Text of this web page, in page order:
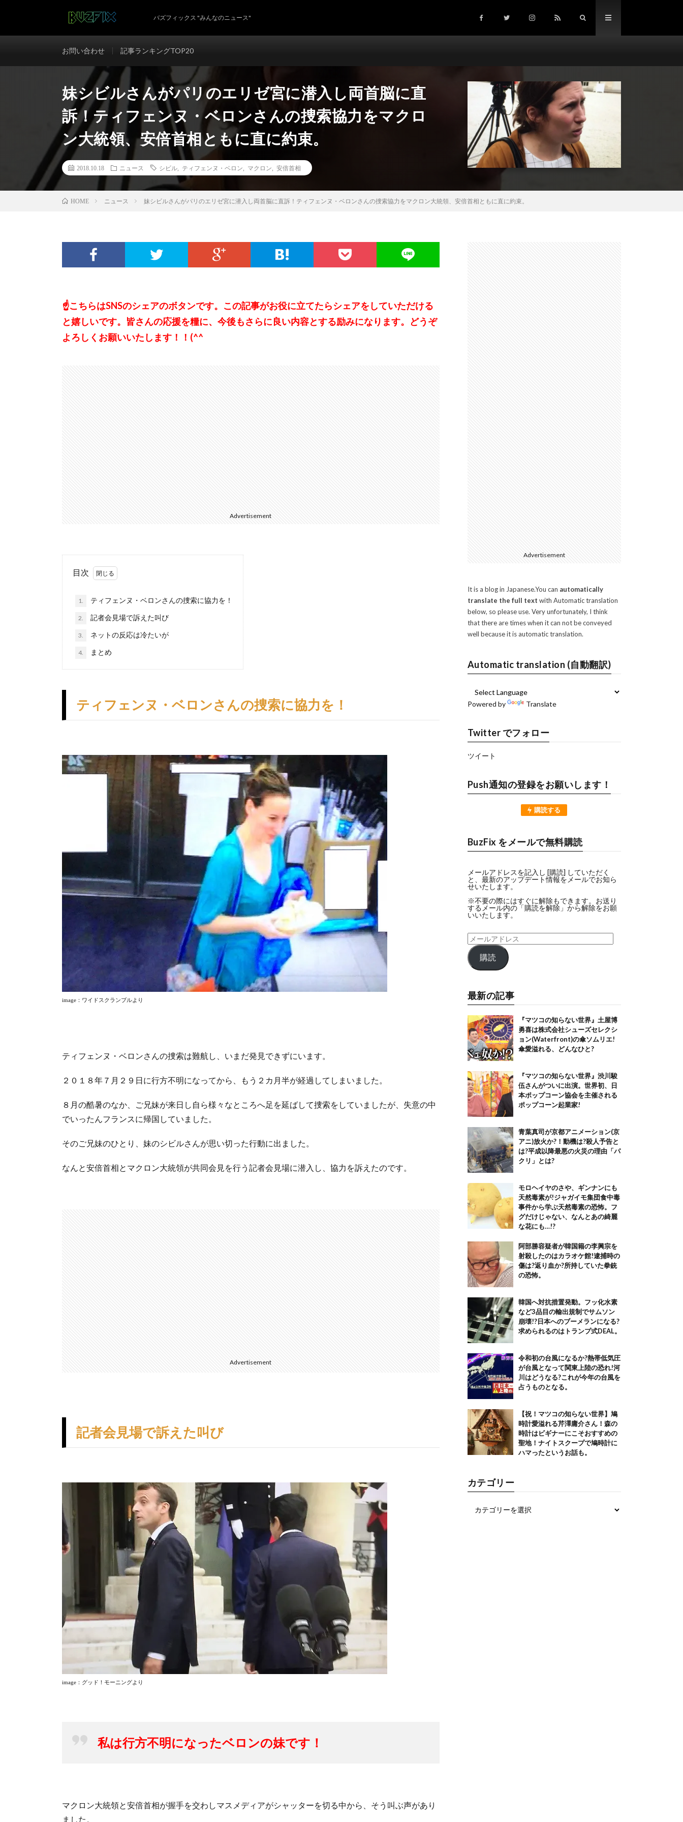
バズフィックス "みんなのニュース"
お問い合わせ 記事ランキングTOP20
妹シビルさんがパリのエリゼ宮に潜入し両首脳に直
訴！ティフェンヌ・ベロンさんの捜索協力をマクロ
ン大統領、安倍首相ともに直に約束。
2018.10.18 ニュース シビル ティフェンヌ・ベロン マクロン 安倍首相
HOME ニュース 妹シビルさんがパリのエリゼ宮に潜入し両首脳に直訴！ティフェンヌ・ベロンさんの捜索協力をマクロン大統領、安倍首相ともに直に約束。
☝こちらはSNSのシェアのボタンです。この記事がお役に立てたらシェアをしていただける
と嬉しいです。皆さんの応援を糧に、今後もさらに良い内容とする励みになります。どうぞ
よろしくお願いいたします！！(^^
Advertisement
目次
1. ティフェンヌ・ベロンさんの捜索に協力を！
2. 記者会見場で訴えた叫び
3. ネットの反応は冷たいが
4. まとめ
ティフェンヌ・ベロンさんの捜索に協力を！
image ：ワイドスクランブルより
ティフェンヌ・ベロンさんの捜索は難航し、いまだ発見できずにいます。
２０１８年７月２９日に行方不明になってから、もう２カ月半が経過してしまいました。
８月の酷暑のなか、ご兄妹が来日し自ら様々なところへ足を延ばして捜索をしていましたが、失意の中
でいったんフランスに帰国していました。
そのご兄妹のひとり、妹のシビルさんが思い切った行動に出ました。
なんと安倍首相とマクロン大統領が共同会見を行う記者会見場に潜入し、協力を訴えたのです。
Advertisement
記者会見場で訴えた叫び
image ：グッド！モーニングより
私は行方不明になったベロンの妹です！
マクロン大統領と安倍首相が握手を交わしマスメディアがシャッターを切る中から、そう叫ぶ声があり
ました。
Advertisement
It is a blog in Japanese.You can automatically
translate the full text with Automatic translation
below, so please use. Very unfortunately, I think
that there are times when it can not be conveyed
well because it is automatic translation.
Automatic translation (自動翻訳)
Powered by Translate
Twitter でフォロー
ツイート
Push通知の登録をお願いします！
購読する
BuzFix をメールで無料購読
メールアドレスを記入し [購読] していただく
と、最新のアップデート情報をメールでお知ら
せいたします。
※不要の際にはすぐに解除もできます。お送り
するメール内の「購読を解除」から解除をお願
いいたします。
購読
最新の記事
『マツコの知らない世界』土屋博
勇喜は株式会社シューズセレクシ
ョン(Waterfront)の傘ソムリエ!
傘愛溢れる、どんなひと?
『マツコの知らない世界』渋川駿
伍さんがついに出演。世界初、日
本ポップコーン協会を主催される
ポップコーン起業家!
青葉真司が京都アニメーション(京
アニ)放火か?！動機は?殺人予告と
は?平成以降最悪の火災の理由「パ
クリ」とは?
モロヘイヤのさや、ギンナンにも
天然毒素が!ジャガイモ集団食中毒
事件から学ぶ天然毒素の恐怖。フ
グだけじゃない、なんとあの綺麗
な花にも…!?
阿部勝容疑者が韓国籍の李興宗を
射殺したのはカラオケ館!逮捕時の
傷は?返り血か?所持していた拳銃
の恐怖。
韓国へ対抗措置発動。フッ化水素
など3品目の輸出規制でサムソン
崩壊!?日本へのブーメランになる?
求められるのはトランプ式DEAL。
令和初の台風になるか?熱帯低気圧
が台風となって関東上陸の恐れ!河
川はどうなる?これが今年の台風を
占うものとなる。
【祝！マツコの知らない世界】鳩
時計愛溢れる芹澤庸介さん！森の
時計はビギナーにこそおすすめの
聖地！ナイトスクープで鳩時計に
ハマったというお話も。
カテゴリー